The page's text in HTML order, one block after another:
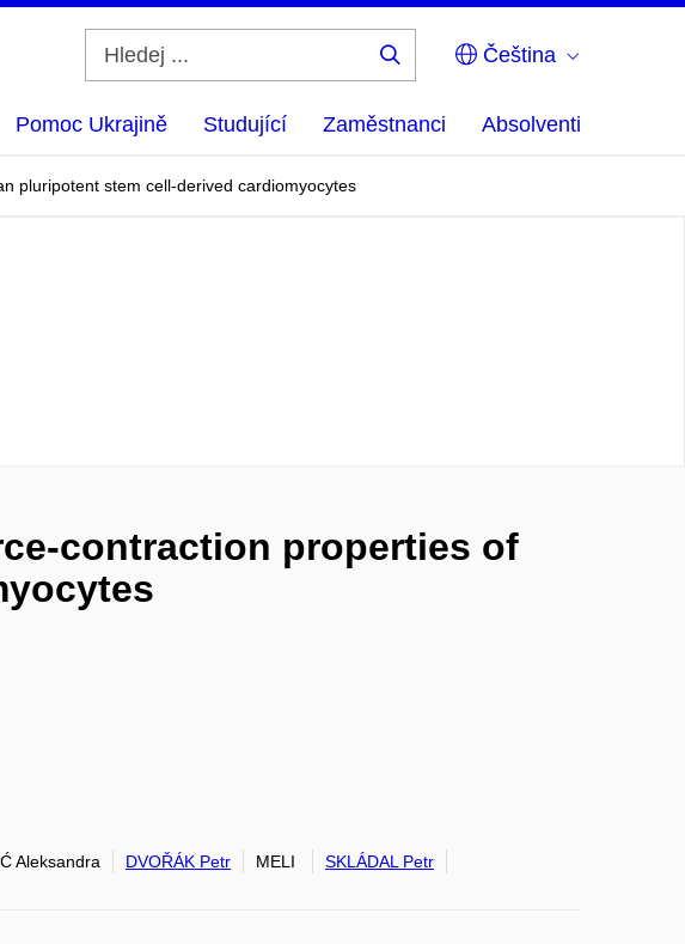
Čeština
Pomoc Ukrajině Studující Zaměstnanci Absolventi
pluripotent stem cell-derived cardiomyocytes
contraction properties of
Aleksandra DVOŘÁK Petr MELI
SKLÁDAL Petr